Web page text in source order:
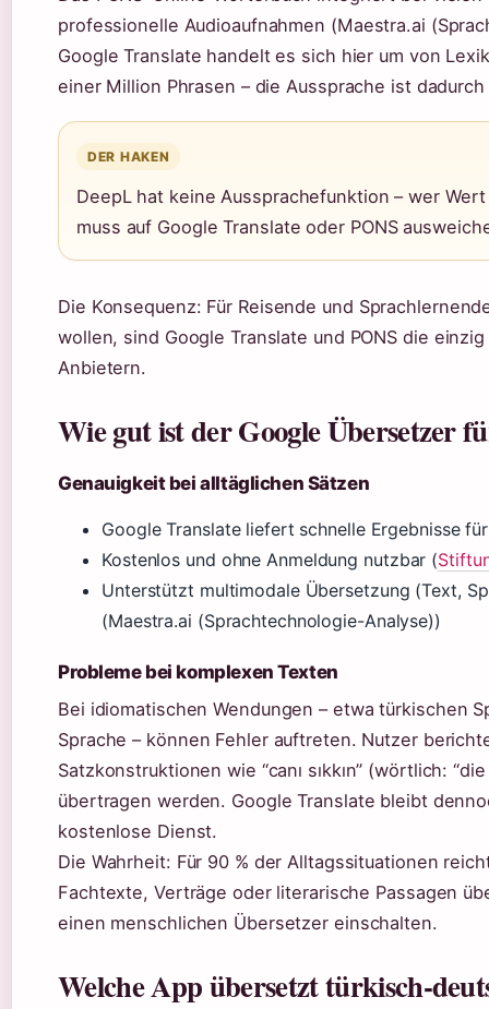
professionelle Audioaufnahmen (Maestra.ai
Google Translate handelt es sich hier um von
einer Million Phrasen – die Aussprache ist
DER HAKEN
DeepL hat keine Aussprachefunktion – wer
muss auf Google Translate oder PONS
Die Konsequenz: Für Reisende und
wollen, sind Google Translate und PONS die
Anbietern.
Wie gut ist der Google Übersetzer
Genauigkeit bei alltäglichen Sätzen
Google Translate liefert schnelle Ergebnisse
Kostenlos und ohne Anmeldung nutzbar (
Unterstützt multimodale Übersetzung (Text,
(Maestra.ai (Sprachtechnologie-Analyse))
Probleme bei komplexen Texten
Bei idiomatischen Wendungen – etwa türkischen
Sprache – können Fehler auftreten. Nutzer
Satzkonstruktionen wie “canı sıkkın” (wörtlich:
übertragen werden. Google Translate bleibt
kostenlose Dienst.
Die Wahrheit: Für 90 % der Alltagssituationen
Fachtexte, Verträge oder literarische Passagen
einen menschlichen Übersetzer einschalten.
Welche App übersetzt türkisch-